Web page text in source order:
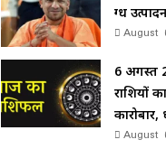
दुग्ध
August
6 अगस्त
राशियों
August